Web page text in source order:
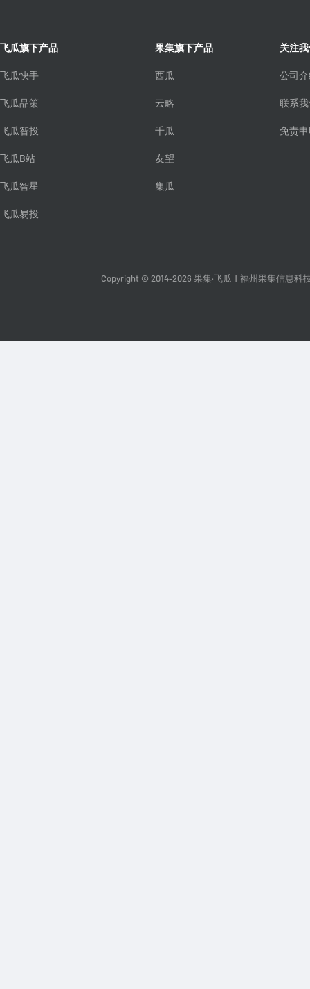
飞瓜旗下产品
飞瓜快手
飞瓜品策
飞瓜智投
飞瓜B站
飞瓜智星
飞瓜易投
果集旗下产品
西瓜
云略
千瓜
友望
集瓜
关注
公司
联系
免责
Copyright © 2014-2026 果集·飞瓜 福州果集信息科